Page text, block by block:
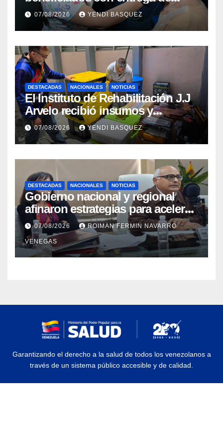
prótesis auditivas en el Centro de
Rehabilitación J.J. Arvelo
07/08/2026 YENDI BASQUEZ
DESTACADAS NACIONALES NOTICIAS
El Instituto de Rehabilitación J.J
Arvelo recibió insumos y
herramientas para la atención de
personas con discapacidad
07/08/2026 YENDI BASQUEZ
DESTACADAS NACIONALES NOTICIAS
Gobierno nacional y regional
afinaron estrategias para acelerar
la vacunación antirrábica en el
estado Zulia
07/08/2026 ROIMAN FERMIN NAVARRO
VENEGAS
Garantizando el derecho a la salud de todos los venezolanos a
través de un sistema público accesible y de calidad.